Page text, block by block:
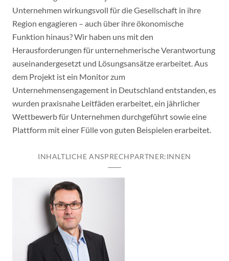
Unternehmen wirkungsvoll für die Gesellschaft in ihre
Region engagieren – auch über ihre ökonomische
Funktion hinaus? Wir haben uns mit den
Herausforderungen für unternehmerische Verantwortung
auseinandergesetzt und Lösungsansätze erarbeitet. Aus
dem Projekt ist ein Monitor zum
Unternehmensengagement in Deutschland entstanden, es
wurden praxisnahe Leitfäden erarbeitet, ein jährlicher
Wettbewerb für Unternehmen durchgeführt sowie eine
Plattform mit einer Fülle von guten Beispielen erarbeitet.
INHALTLICHE ANSPRECHPARTNER:INNEN